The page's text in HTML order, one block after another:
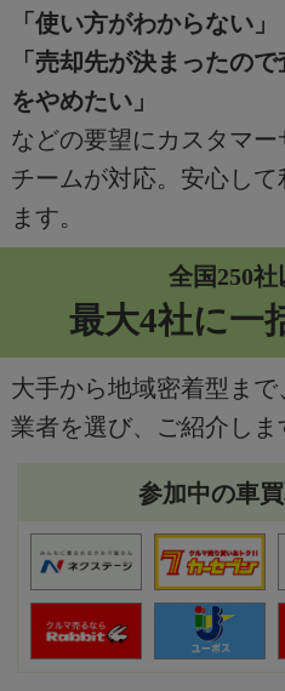
「使い方がわからない」
「売却先が決まったの
をやめたい」
などの要望にカスタマー
チームが対応。安心して
ます。
全国250社
最大4社に一
大手から地域密着型ま
業者を選び、ご紹介しま
参加中の車